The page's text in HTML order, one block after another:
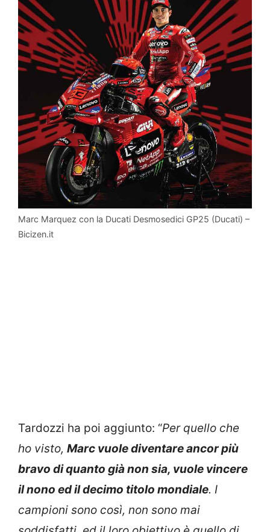
Marc Marquez con la Ducati Desmosedici GP25 (Ducati) –
Bicizen.it
Tardozzi ha poi aggiunto: “Per quello che
ho visto, Marc vuole diventare ancor più
bravo di quanto già non sia, vuole vincere
il nono ed il decimo titolo mondiale. I
campioni sono così, non sono mai